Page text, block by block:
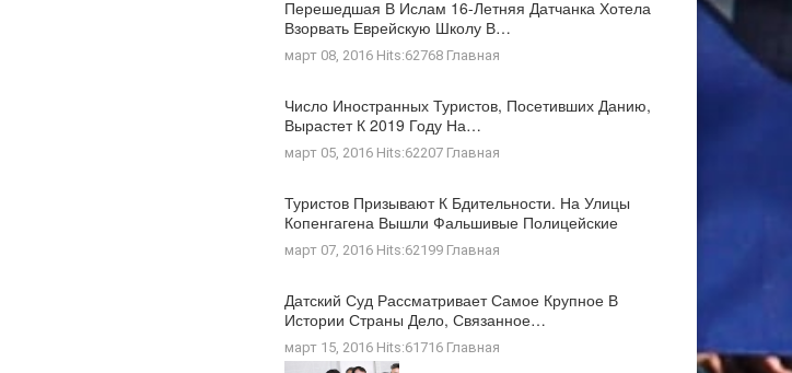
Перешедшая В Ислам 16-Летняя Датчанка Хотела
Взорвать Еврейскую Школу В…
март 08, 2016 Hits:62768 Главная
Число Иностранных Туристов, Посетивших Данию,
Вырастет К 2019 Году На…
март 05, 2016 Hits:62207 Главная
Туристов Призывают К Бдительности. На Улицы
Копенгагена Вышли Фальшивые Полицейские
март 07, 2016 Hits:62199 Главная
Датский Суд Рассматривает Самое Крупное В
Истории Страны Дело, Связанное…
март 15, 2016 Hits:61716 Главная